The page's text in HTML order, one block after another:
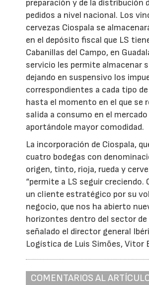
preparación y de la distribución
pedidos a nivel nacional. Los
cervezas Ciospala se
en el depósito fiscal que LS
Cabanillas del Campo, en
servicio les permite almacenar
dejando en suspensivo los
correspondientes a cada tipo
hasta el momento en el que se
salida a consumo en el
aportándole mayor comodidad.
La incorporación de Ciospala,
cuatro bodegas con
origen, tinto, rioja, rueda y
“permite a LS seguir creciendo.
un cliente estratégico por su
negocio, que nos ha abierto
horizontes dentro del sector de
señalado el director general
Logística de Luis Simões, Vitor
COMENTARIOS AL